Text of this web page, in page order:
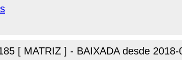
[ MATRIZ ] - BAIXADA desde 2018-